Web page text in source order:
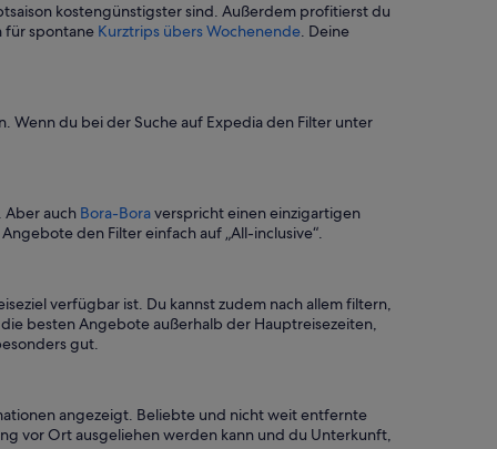
kostengünstigster sind. Außerdem profitierst du
für spontane Kurztrips übers Wochenende. Deine
Wenn du bei der Suche auf Expedia den Filter unter
Aber auch Bora-Boraverspricht einen einzigartigen
den Filter einfach auf „All-inclusive“.
verfügbar ist. Du kannst zudem nach allem filtern,
besten Angebote außerhalb der Hauptreisezeiten,
gut.
angezeigt. Beliebte und nicht weit entfernte
vor Ort ausgeliehen werden kann und du Unterkunft,